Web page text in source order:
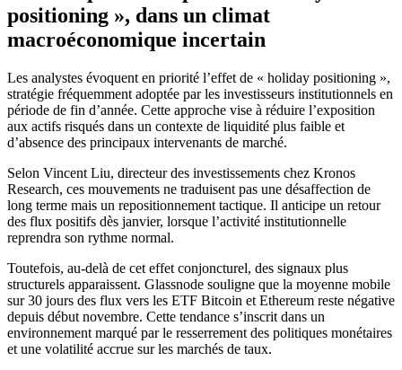
positioning », dans un climat
macroéconomique incertain
Les analystes évoquent en priorité l’effet de « holiday positioning »,
stratégie fréquemment adoptée par les investisseurs institutionnels en
période de fin d’année. Cette approche vise à réduire l’exposition
aux actifs risqués dans un contexte de liquidité plus faible et
d’absence des principaux intervenants de marché.
Selon Vincent Liu, directeur des investissements chez Kronos
Research, ces mouvements ne traduisent pas une désaffection de
long terme mais un repositionnement tactique. Il anticipe un retour
des flux positifs dès janvier, lorsque l’activité institutionnelle
reprendra son rythme normal.
Toutefois, au-delà de cet effet conjoncturel, des signaux plus
structurels apparaissent. Glassnode souligne que la moyenne mobile
sur 30 jours des flux vers les ETF Bitcoin et Ethereum reste négative
depuis début novembre. Cette tendance s’inscrit dans un
environnement marqué par le resserrement des politiques monétaires
et une volatilité accrue sur les marchés de taux.